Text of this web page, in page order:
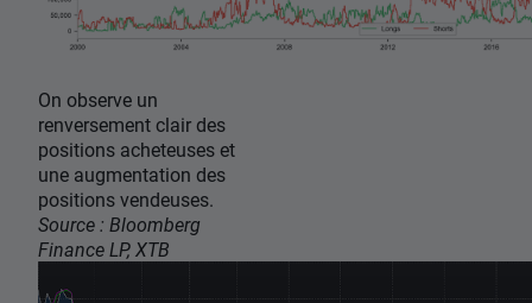
On observe un
renversement clair des
positions acheteuses et
une augmentation des
positions vendeuses.
Source : Bloomberg
Finance LP, XTB